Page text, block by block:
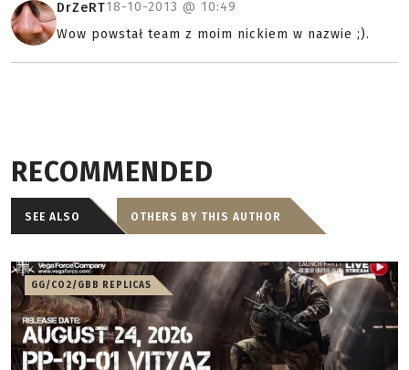
DrZeRT18-10-2013 @ 10:49
Wow powstał team z moim nickiem w nazwie ;).
RECOMMENDED
SEE ALSO OTHERS BY THIS AUTHOR
GG/CO2/GBB REPLICAS